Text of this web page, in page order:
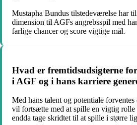
Mustapha Bundus tilstedeværelse har
dimension til AGFs angrebsspil med
farlige chancer og score vigtige mål.
Hvad er fremtidsudsigterne
i AGF og i hans karriere
Med hans talent og potentiale
vil fortsætte med at spille en vigtig
endda tage skridtet til at spille i større